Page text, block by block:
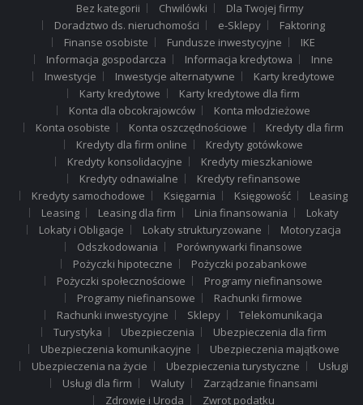
Bez kategorii Chwilówki
Dla Twojej firmy
Doradztwo ds. nieruchomości
e-Sklepy
Faktoring
Finanse osobiste
Fundusze inwestycyjne
IKE
Informacja gospodarcza
Informacja kredytowa
Inne
Inwestycje
Inwestycje alternatywne
Karty kredytowe
Karty kredytowe
Karty kredytowe dla firm
Konta dla obcokrajowców
Konta młodzieżowe
Konta osobiste
Konta oszczędnościowe
Kredyty dla firm
Kredyty dla firm online
Kredyty gotówkowe
Kredyty konsolidacyjne
Kredyty mieszkaniowe
Kredyty odnawialne
Kredyty refinansowe
Kredyty samochodowe
Księgarnia Księgowość
Leasing
Leasing
Leasing dla firm Linia finansowania
Lokaty
Lokaty i Obligacje
Lokaty strukturyzowane
Motoryzacja
Odszkodowania
Porównywarki finansowe
Pożyczki hipoteczne
Pożyczki pozabankowe
Pożyczki społecznościowe
Programy niefinansowe
Programy niefinansowe
Rachunki firmowe
Rachunki inwestycyjne
Sklepy
Telekomunikacja
Turystyka
Ubezpieczenia
Ubezpieczenia dla firm
Ubezpieczenia komunikacyjne
Ubezpieczenia majątkowe
Ubezpieczenia na życie
Ubezpieczenia turystyczne
Usługi
Usługi dla firm
Waluty
Zarządzanie finansami
Zdrowie i Uroda
Zwrot podatku